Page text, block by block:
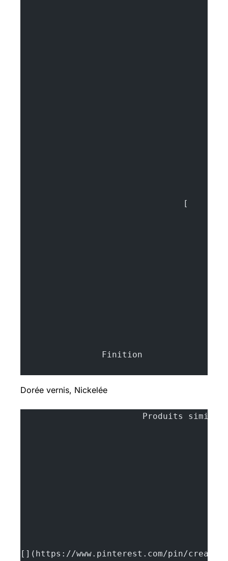
				[
		Finition
Dorée vernis, Nickelée
[](https://www.pinterest.com/pin/create/